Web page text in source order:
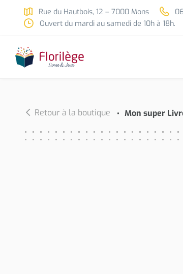
Skip to main content
Rue du Hautbois, 12 – 7000 Mons
Ouvert du mardi au samedi de 10h à 18h.
Retour à la boutique Mon super